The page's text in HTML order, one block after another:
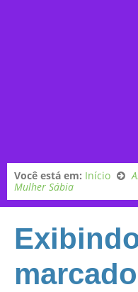
Você está em: Início
Mulher Sábia